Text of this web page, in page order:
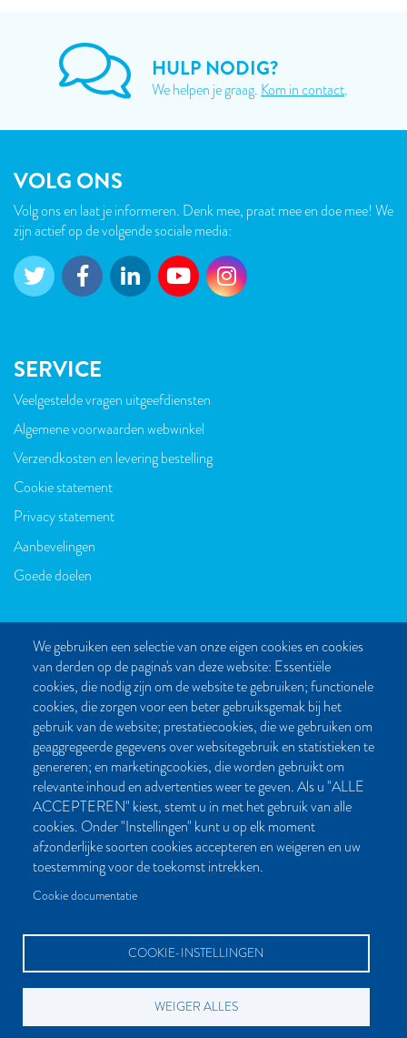
We gebruiken een selectie van onze eigen cookies en cookies
van derden op de pagina's van deze website: Essentiële
cookies, die nodig zijn om de website te gebruiken; functionele
cookies, die zorgen voor een beter gebruiksgemak bij het
gebruik van de website; prestatiecookies, die we gebruiken om
geaggregeerde gegevens over websitegebruik en statistieken te
genereren; en marketingcookies, die worden gebruikt om
relevante inhoud en advertenties weer te geven. Als u "ALLE
ACCEPTEREN" kiest, stemt u in met het gebruik van alle
cookies. Onder "Instellingen" kunt u op elk moment
afzonderlijke soorten cookies accepteren en weigeren en uw
toestemming voor de toekomst intrekken.
Cookie documentatie
COOKIE-INSTELLINGEN
WEIGER ALLES
HULP NODIG?
We helpen je graag. Kom in contact.
VOLG ONS
Volg ons en laat je informeren. Denk mee, praat mee en doe mee! We
zijn actief op de volgende sociale media:
SERVICE
VOET
Veelgestelde vragen uitgeefdiensten
Algemene voorwaarden webwinkel
Verzendkosten en levering bestelling
Cookie statement
Privacy statement
Aanbevelingen
Goede doelen
CONTACT
Post- en bezoekadres:
Kattegat 32-8
9723 JP Groningen
Nederland
Bellen:
050 851 80 41
Bereikbaar van maandag t/m vrijdag tussen 9.00 en 17.00 uur
info[at]palmslag.nl(algemene vragen)
BETAALMOGELIJKHEDEN